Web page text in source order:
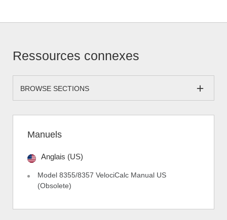
Ressources connexes
BROWSE SECTIONS
Manuels
Anglais (US)
Model 8355/8357 VelociCalc Manual US
(Obsolete)